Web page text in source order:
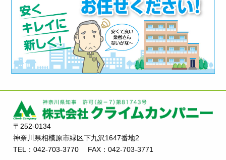
〒252-0134
神奈川県相模原市緑区下九沢1647番地2
TEL：042-703-3770 FAX：042-703-3771